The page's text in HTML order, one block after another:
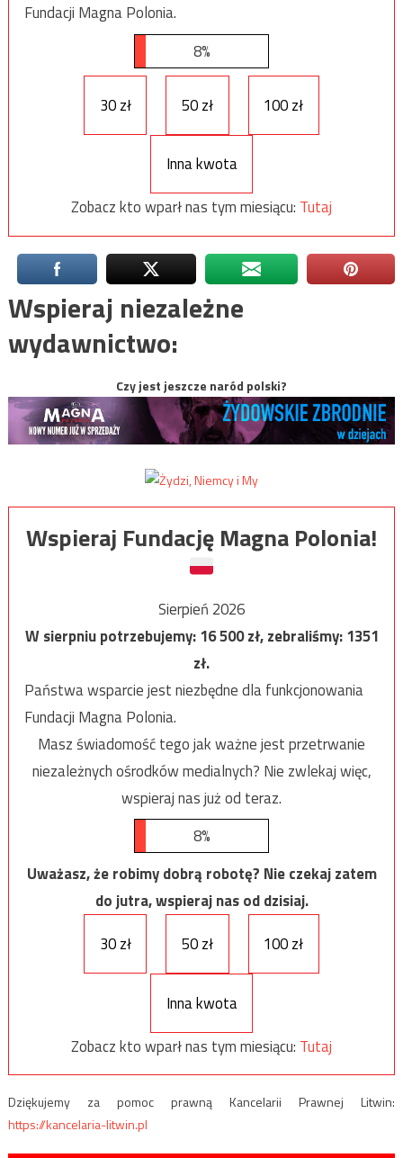
Fundacji Magna Polonia.
8%
30 zł 50 zł 100 zł
Inna kwota
Zobacz kto wparł nas tym miesiącu: Tutaj
Wspieraj niezależne
wydawnictwo:
Czy jest jeszcze naród polski?
Wspieraj Fundację Magna Polonia!
Sierpień 2026
W sierpniu potrzebujemy:16 500zł, zebraliśmy:1351
zł.
Państwa wsparcie jest niezbędne dla funkcjonowania
Fundacji Magna Polonia.
Masz świadomość tego jak ważne jest przetrwanie
niezależnych ośrodków medialnych? Nie zwlekaj więc,
wspieraj nas już od teraz.
8%
Uważasz, że robimy dobrą robotę? Nie czekaj zatem
do jutra, wspieraj nas od dzisiaj.
30 zł
50 zł 100 zł
Inna kwota
Zobacz kto wparł nas tym miesiącu: Tutaj
Dziękujemy za pomoc prawną Kancelarii Prawnej Litwin:
https://kancelaria-litwin.pl